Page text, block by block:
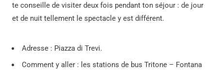
te conseille de visiter deux fois pendant ton séjour : de jour
et de nuit tellement le spectacle y est différent.
Adresse : Piazza di Trevi.
Comment y aller : les stations de bus Tritone – Fontana